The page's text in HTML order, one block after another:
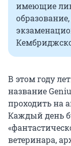
имеющие
В этом году
название
проходить на
Каждый день
ветеринара,